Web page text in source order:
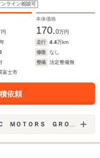
ンライン相談可
円
本体価格
170.0万円
年 走行 4.4万km
修復
なし
整備
法定整備無
富士市
依頼
ＯＴＯＲＳ ＧＲＯＵＰ